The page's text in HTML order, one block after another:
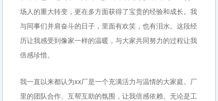
场人的重大转变，更在多方面获得了宝贵的经验和成长。我
与同事们并肩奋斗的日子，里面有欢笑，也有泪水。这段经
历让我感受到像家一样的温暖，与大家共同努力的过程让我
倍感珍惜。
我一直以来都认为xx厂是一个充满活力与温情的大家庭。厂
里的团队合作、互帮互助的氛围，让我倍感依赖。无论是工